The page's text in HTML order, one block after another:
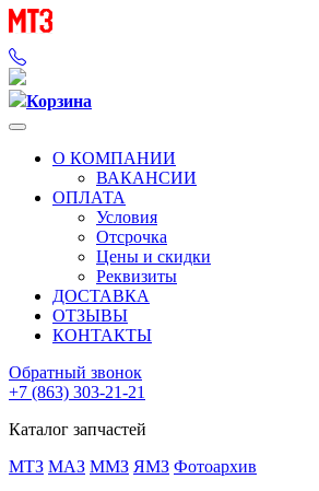
Корзина
О КОМПАНИИ
ВАКАНСИИ
ОПЛАТА
Условия
Отсрочка
Цены и скидки
Реквизиты
ДОСТАВКА
ОТЗЫВЫ
КОНТАКТЫ
Обратный звонок
+7 (863) 303-21-21
Каталог запчастей
МТЗ МАЗ ММЗ ЯМЗ Фотоархив